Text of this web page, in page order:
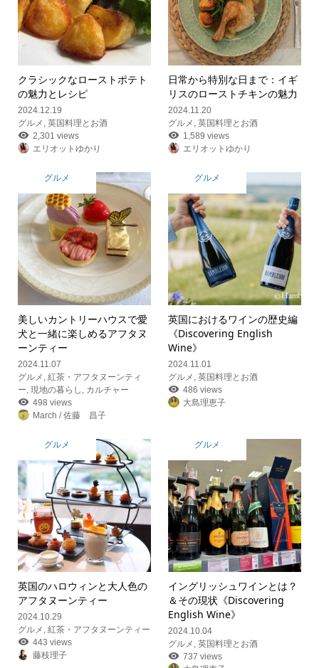
クラシックなローストポテト
の魅力とレシピ
2024.12.19
グルメ , 英国料理とお酒
2,301 views
エリオットゆかり
日常から特別な日まで：イギ
リスのローストチキンの魅力
2024.11.20
グルメ ,英国料理とお酒
1,589 views
エリオットゆかり
グルメ
美しいカントリーハウスで愛
犬と一緒に楽しめるアフタヌ
ーンティー
2024.11.07
グルメ , 紅茶・アフタヌーンティ
ー, 現地の暮らし , カルチャー
498 views
March / 佐藤 昌子
グルメ
英国におけるワインの歴史編
《Discovering English
Wine》
2024.11.01
グルメ ,英国料理とお酒
486 views
大島理恵子
グルメ
英国のハロウィンと大人色の
アフタヌーンティー
2024.10.29
グルメ 紅茶・アフタヌーンティー
443 views
藤枝理子
グルメ
イングリッシュワインとは？
＆その現状《Discovering
English Wine》
2024.10.04
グルメ ,英国料理とお酒
737 views